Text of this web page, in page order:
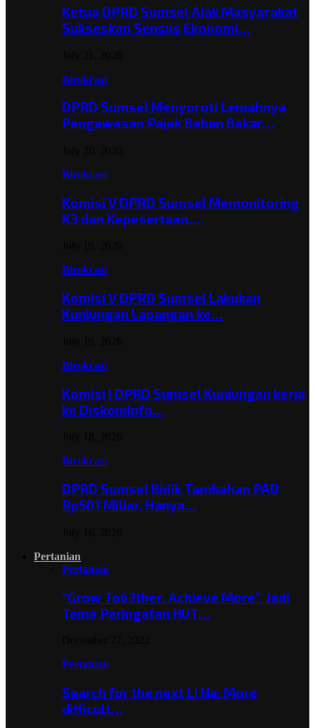
Ketua DPRD Sumsel Ajak Masyarakat
Sukseskan Sensus Ekonomi…
Birokrasi
DPRD Sumsel Menyoroti Lemahnya
Pengawasan Pajak Bahan Bakar…
Birokrasi
Komisi V DPRD Sumsel Memonitoring
K3 dan Kepesertaan…
Birokrasi
Komisi V DPRD Sumsel Lakukan
Kunjungan Lapangan ke…
Birokrasi
Komisi I DPRD Sumsel Kunjungan kerja
ke Diskominfo…
Birokrasi
DPRD Sumsel Bidik Tambahan PAD
Rp501 Miliar, Hanya…
Pertanian
Pertanian
“Grow To63ther, Achieve More”, Jadi
Tema Peringatan HUT…
Pertanian
Search for the next Li Na: More
difficult…